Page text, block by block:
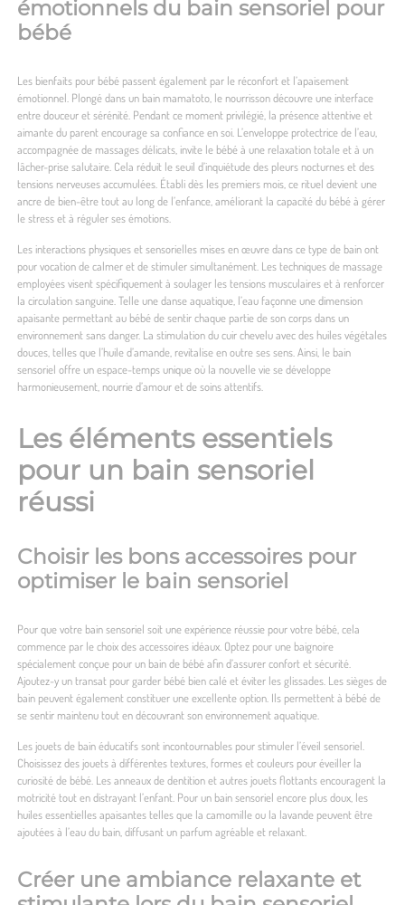
émotionnels du bain sensoriel pour
bébé
Les bienfaits pour bébé passent également par le réconfort et l’apaisement
émotionnel. Plongé dans un bain mamatoto, le nourrisson découvre une interface
entre douceur et sérénité. Pendant ce moment privilégié, la présence attentive et
aimante du parent encourage sa confiance en soi. L’enveloppe protectrice de l’eau,
accompagnée de massages délicats, invite le bébé à une relaxation totale et à un
lâcher-prise salutaire. Cela réduit le seuil d’inquiétude des pleurs nocturnes et des
tensions nerveuses accumulées. Établi dès les premiers mois, ce rituel devient une
ancre de bien-être tout au long de l’enfance, améliorant la capacité du bébé à gérer
le stress et à réguler ses émotions.
Les interactions physiques et sensorielles mises en œuvre dans ce type de bain ont
pour vocation de calmer et de stimuler simultanément. Les techniques de massage
employées visent spécifiquement à soulager les tensions musculaires et à renforcer
la circulation sanguine. Telle une danse aquatique, l’eau façonne une dimension
apaisante permettant au bébé de sentir chaque partie de son corps dans un
environnement sans danger. La stimulation du cuir chevelu avec des huiles végétales
douces, telles que l’huile d’amande, revitalise en outre ses sens. Ainsi, le bain
sensoriel offre un espace-temps unique où la nouvelle vie se développe
harmonieusement, nourrie d’amour et de soins attentifs.
Les éléments essentiels
pour un bain sensoriel
réussi
Choisir les bons accessoires pour
optimiser le bain sensoriel
Pour que votre bain sensoriel soit une expérience réussie pour votre bébé, cela
commence par le choix des accessoires idéaux. Optez pour une baignoire
spécialement conçue pour un bain de bébé afin d’assurer confort et sécurité.
Ajoutez-y un transat pour garder bébé bien calé et éviter les glissades. Les sièges de
bain peuvent également constituer une excellente option. Ils permettent à bébé de
se sentir maintenu tout en découvrant son environnement aquatique.
Les jouets de bain éducatifs sont incontournables pour stimuler l’éveil sensoriel.
Choisissez des jouets à différentes textures, formes et couleurs pour éveiller la
curiosité de bébé. Les anneaux de dentition et autres jouets flottants encouragent la
motricité tout en distrayant l’enfant. Pour un bain sensoriel encore plus doux, les
huiles essentielles apaisantes telles que la camomille ou la lavande peuvent être
ajoutées à l’eau du bain, diffusant un parfum agréable et relaxant.
Créer une ambiance relaxante et